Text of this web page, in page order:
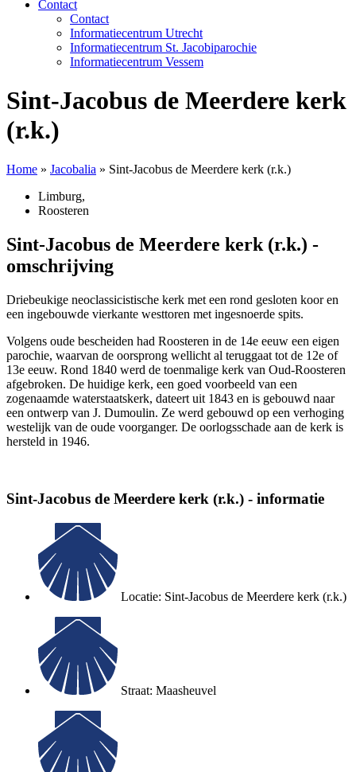
Contact
Contact
Informatiecentrum Utrecht
Informatiecentrum St. Jacobiparochie
Informatiecentrum Vessem
Sint-Jacobus de Meerdere kerk
(r.k.)
Home » Jacobalia » Sint-Jacobus de Meerdere kerk (r.k.)
Limburg,
Roosteren
Sint-Jacobus de Meerdere kerk (r.k.) -
omschrijving
Driebeukige neoclassicistische kerk met een rond gesloten koor en
een ingebouwde vierkante westtoren met ingesnoerde spits.
Volgens oude bescheiden had Roosteren in de 14e eeuw een eigen
parochie, waarvan de oorsprong wellicht al teruggaat tot de 12e of
13e eeuw. Rond 1840 werd de toenmalige kerk van Oud-Roosteren
afgebroken. De huidige kerk, een goed voorbeeld van een
zogenaamde waterstaatskerk, dateert uit 1843 en is gebouwd naar
een ontwerp van J. Dumoulin. Ze werd gebouwd op een verhoging
westelijk van de oude voorganger. De oorlogsschade aan de kerk is
hersteld in 1946.
Sint-Jacobus de Meerdere kerk (r.k.) - informatie
Locatie: Sint-Jacobus de Meerdere kerk (r.k.)
Straat: Maasheuvel